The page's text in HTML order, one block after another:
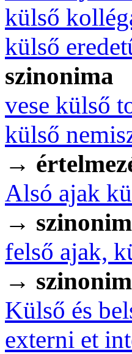
külső
külső
szinonima
vese külső
külső
→
Alsó ajak
→
felső ajak,
→
Külső és
externi et